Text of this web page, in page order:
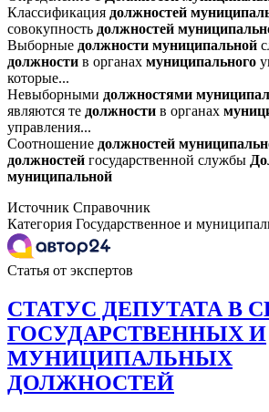
Классификация должностей
совокупность должностей
Выборные должности муниципальной
должности в органах муниципального
которые...
Невыборными должностями
являются те должности в органах
управления...
Соотношение должностей
должностей государственной службы
муниципальной
Источник Справочник
Категория Государственное и
Статья от экспертов
СТАТУС ДЕПУТАТА В
ГОСУДАРСТВЕННЫХ И
МУНИЦИПАЛЬНЫХ
ДОЛЖНОСТЕЙ